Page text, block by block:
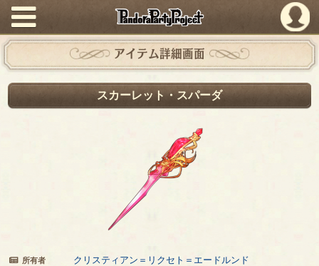
PandoraPartyProject
アイテム詳細画面
スカーレット・スパーダ
所有者 クリスティアン＝リクセト＝エードルンド